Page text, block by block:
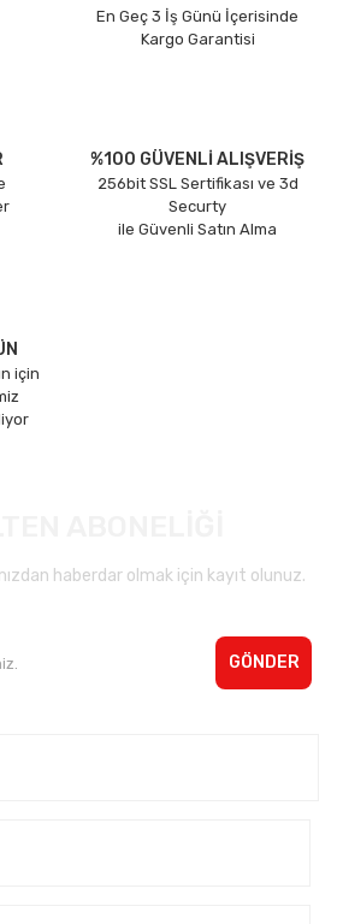
En Geç 3 İş Günü İçerisinde
Kargo Garantisi
%100 GÜVENLİ ALIŞVERİŞ
256bit SSL Sertifikası ve 3d
Securty
ile Güvenli Satın Alma
için
haberdar olmak için kayıt olunuz.
GÖNDER